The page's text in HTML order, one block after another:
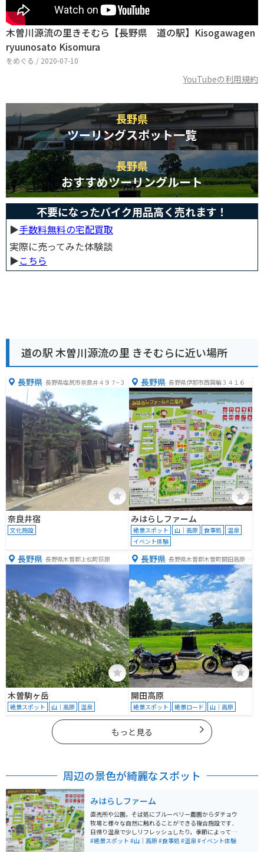
木曽川源流の里きそむら【長野県 道の駅】Kisogawagen
ryuunosato Kisomura
をめぐる / 2020-07-10
YouTubeの利用規約
長野県
ツーリングスポット一覧
長野県
おすすめツーリングルート
不要になったバイク用品高く売れます！
▶︎手数料無料の宅配買取
実際に売ってみた体験談
▶︎こちら
道の駅 木曽川源流の里 きそむらに近い場所
長野県 長野県塩尻市奈良井４９７−３
奈良井宿
文化施設
長野県 長野県伊那市西箕輪３４１６
−１
みはらしファーム
絶景スポット 山｜高原 食事処
温泉
イベント体験
長野県 長野県木曽郡上松町荻原
木曽駒ヶ岳
絶景スポット 山｜高原 温泉
長野県 長野県木曽郡木曽町開田高原西
開田高原
絶景スポット 絶景ロード 山｜高原
もっと見る
周辺の景色が綺麗なスポット
みはらしファーム
直売所や公園，そば処にブルーベリー農園からダチョウ
牧場と様々な自然に触れることができる複合施設です．
日帰り温泉で少しリフレッシュしたり，季節によっては
果物や野菜の収穫体験ができたり，キックバイク体験コ
#絶景スポット #山｜高原#食事処 #温泉#イベント体験